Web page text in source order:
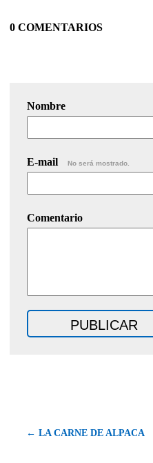
0 COMENTARIOS
Nombre
E-mail No será mostrado.
Comentario
← LA CARNE DE ALPACA